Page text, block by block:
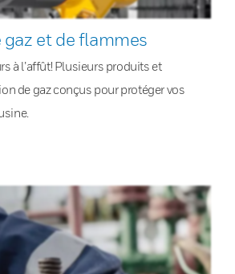
et de flammes
à l’affût! Plusieurs produits et
de gaz conçus pour protéger vos